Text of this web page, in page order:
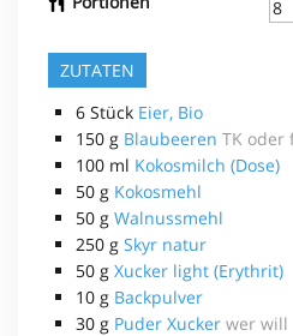
ZUTATEN
6 Stück Eier, Bio
150 g Blaubeeren TK oder
100 ml Kokosmilch (Dose)
50 g Kokosmehl
50 g Walnussmehl
250 g Skyr natur
50 g Xucker light (Erythrit)
10 g Backpulver
30 g Puder Xucker wer will